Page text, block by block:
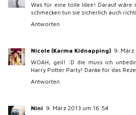
Was für eine tolle Idee! Darauf wäre
schmecken tun sie sicherlich auch
Antworten
Nicole (Karma Kidnapping) 9. März
WOAH, geil! :D die muss ich
Harry Potter Party! Danke für das
Antworten
Nini 9. März 2013 um 16:54